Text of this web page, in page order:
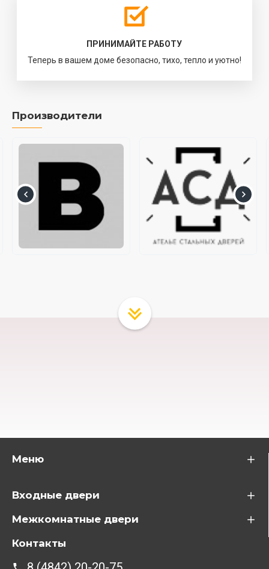
ПРИНИМАЙТЕ РАБОТУ
Теперь в вашем доме безопасно, тихо, тепло и уютно!
Производители
Меню
Входные двери
Межкомнатные двери
Контакты